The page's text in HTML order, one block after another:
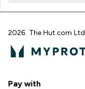
2026 The Hut.com Ltd
Pay with